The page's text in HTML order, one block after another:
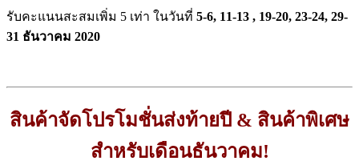
รับคะแนนสะสมเพิ่ม 5 เท่า ในวันที่ 5-6, 11-13 , 19-20, 23-24, 29-
31 ธันวาคม 2020
สินค้าจัดโปรโมชั่นส่งท้ายปี & สินค้าพิเศษ
สำหรับเดือนธันวาคม!